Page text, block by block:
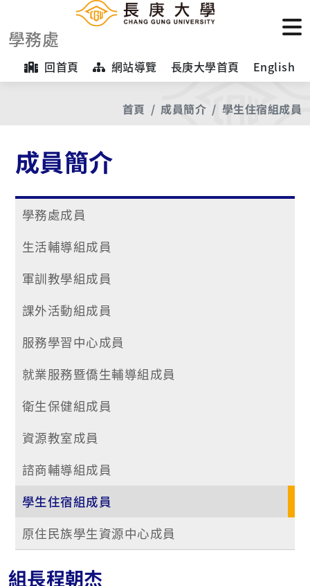
學務處
回首頁 網站導覽 長庚大學首頁 English
首頁 成員簡介 學生住宿組成員
成員簡介
學務處成員
生活輔導組成員
軍訓教學組成員
課外活動組成員
服務學習中心成員
就業服務暨僑生輔導組成員
衛生保健組成員
資源教室成員
諮商輔導組成員
學生住宿組成員
原住民族學生資源中心成員
組長程朝杰